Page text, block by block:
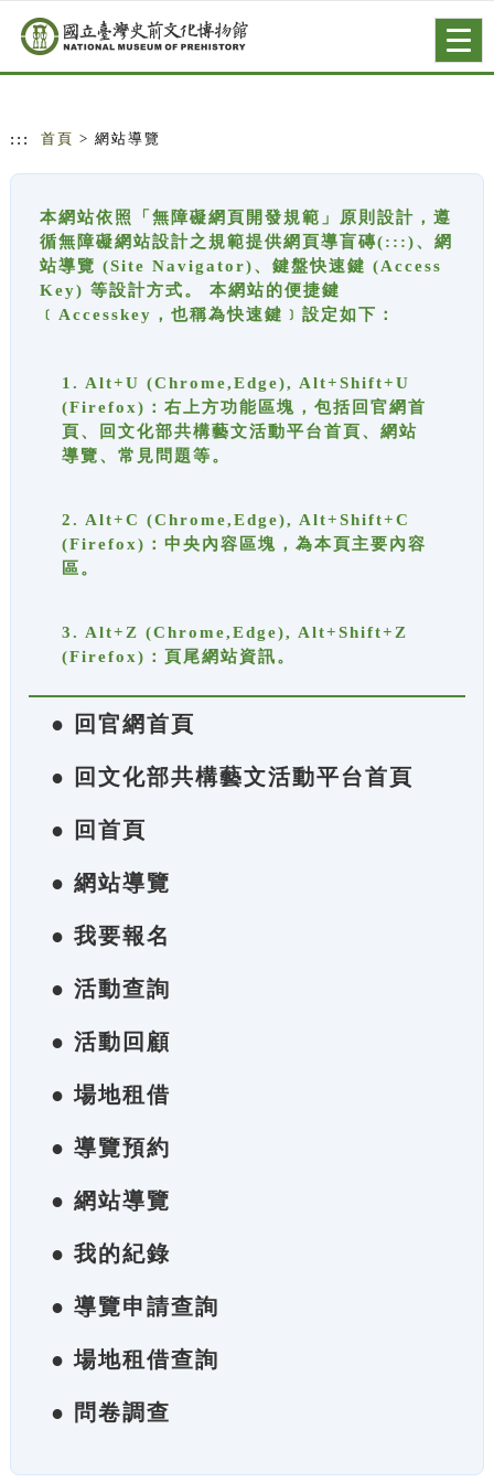
跳到主要內容
網站導覽
::: 首頁 > 網站導覽
本網站依照「無障礙網頁開發規範」原則設計，遵
循無障礙網站設計之規範提供網頁導盲磚(:::)、網
站導覽 (Site Navigator)、鍵盤快速鍵 (Access
Key) 等設計方式。 本網站的便捷鍵
﹝Accesskey，也稱為快速鍵﹞設定如下：
1. Alt+U (Chrome,Edge), Alt+Shift+U
(Firefox)：右上方功能區塊，包括回官網首
頁、回文化部共構藝文活動平台首頁、網站
導覽、常見問題等。
2. Alt+C (Chrome,Edge), Alt+Shift+C
(Firefox)：中央內容區塊，為本頁主要內容
區。
3. Alt+Z (Chrome,Edge), Alt+Shift+Z
(Firefox)：頁尾網站資訊。
● 回官網首頁
● 回文化部共構藝文活動平台首頁
● 回首頁
● 網站導覽
● 我要報名
● 活動查詢
● 活動回顧
● 場地租借
● 導覽預約
● 網站導覽
● 我的紀錄
● 導覽申請查詢
● 場地租借查詢
● 問卷調查